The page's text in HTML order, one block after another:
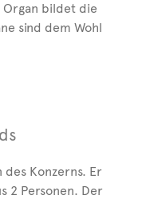
bildet die
sind dem Wohl
des Konzerns. Er
2 Personen. Der